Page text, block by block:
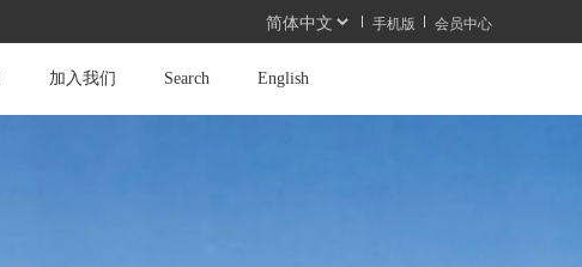
手机版 会员中心
加入我们 Search English